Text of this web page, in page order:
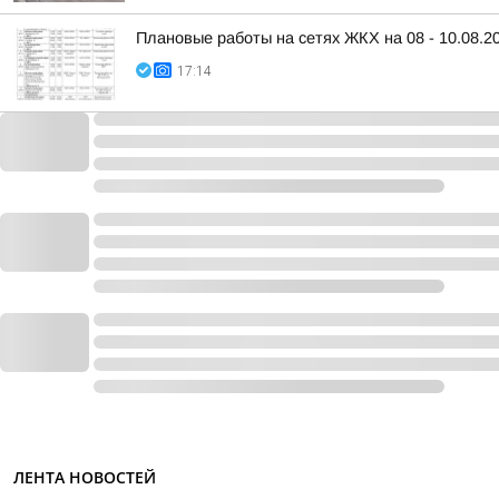
Плановые работы на сетях ЖКХ на 08 -
17:14
ЛЕНТА НОВОСТЕЙ